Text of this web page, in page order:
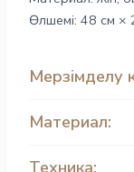
Өлшемі: 48 см ×
Мерзімделу
Материал:
Техника: